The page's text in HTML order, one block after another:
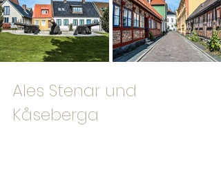
Ales Stenar und
Kåseberga